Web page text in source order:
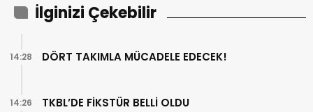
İlginizi Çekebilir
DÖRT TAKIMLA MÜCADELE EDECEK!
14:28
TKBL’DE FİKSTÜR BELLİ OLDU
14:26